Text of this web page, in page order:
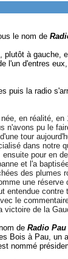
le nom de
plutôt à gauche,
l'un d'entres
puis la radio
en réalité,
n'avons pu le
tour
dans notre
pour en
et l'a
des plumes
une réserve
entendue
le
victoire de la
de Radio
Bois à Pau, un
nommé